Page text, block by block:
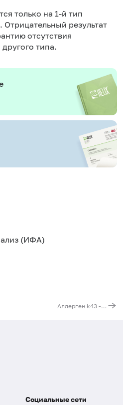
только на 1-й тип
Отрицательный результат
отсутствия
типа.
(ИФА)
Аллерген k43 - золото, IgE
Социальные сети